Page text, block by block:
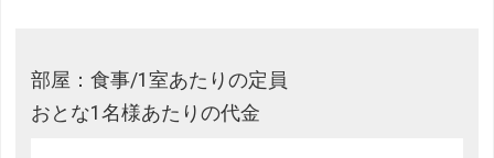
部屋：食事/1室あたりの定員
おとな1名様あたりの代金